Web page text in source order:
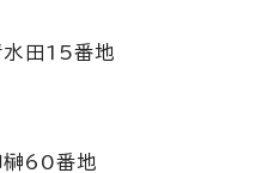
水田15番地
榊60番地